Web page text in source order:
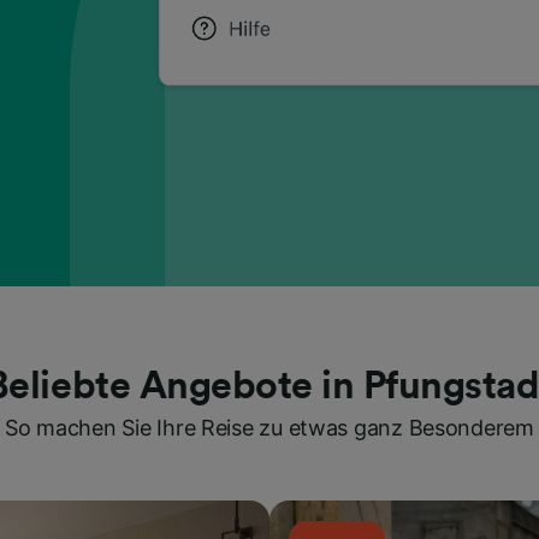
Angebote in
So machen Sie Ihre Reise zu etwas ganz Besonderem